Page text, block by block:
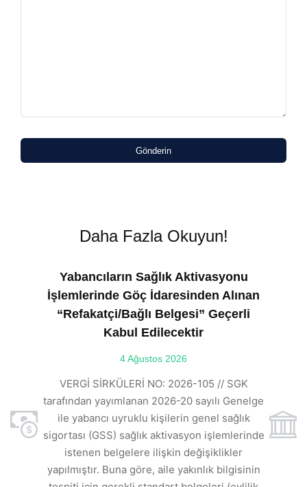
Gönderin
Daha Fazla Okuyun!
Yabancıların Sağlık Aktivasyonu
İşlemlerinde Göç İdaresinden Alınan
“Refakatçi/Bağlı Belgesi” Geçerli
Kabul Edilecektir
4 Ağustos 2026
VERGİ SİRKÜLERİ NO: 2026-105 // SGK
tarafından yayımlanan 2026-20 sayılı Genelge
ile yabancı uyruklu kişilerin genel sağlık
sigortası (GSS) sağlık aktivasyon işlemlerinde
istenen belgelere ilişkin değişiklikler
yapılmıştır. Buna göre, aile yakınlık bilgisinin